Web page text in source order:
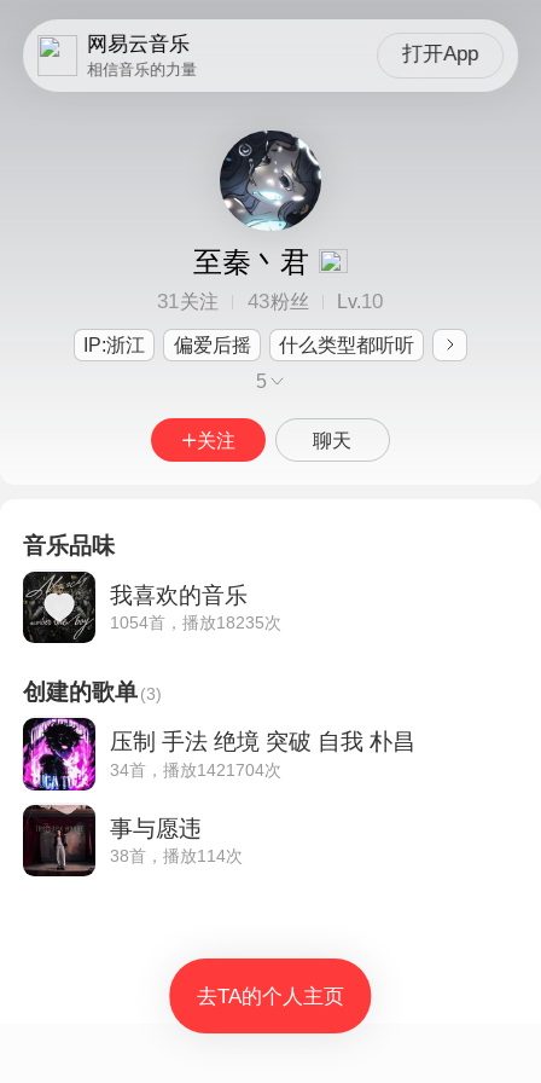
网易云音乐
相信音乐的力量
打开App
至秦丶君
31关注 43粉丝 Lv.10
IP:浙江 偏爱后摇
什么类型都听听
5
关注 聊天
音乐品味
我喜欢的音乐
1054首，播放18235次
创建的歌单(3)
压制 手法 绝境 突破 自我 朴昌
34首，播放1421704次
事与愿违
38首，播放114次
去TA的个人主页